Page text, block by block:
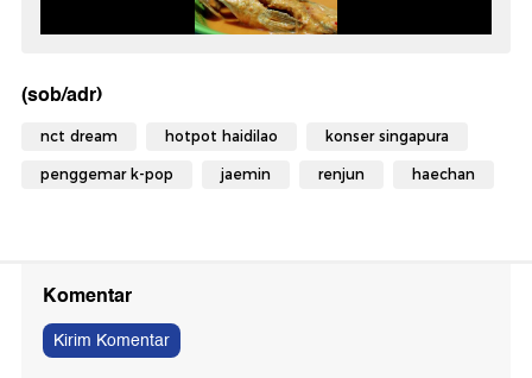
(sob/adr)
nct dream hotpot haidilao konser singapura
penggemar k-pop jaemin renjun haechan
Komentar
Kirim Komentar